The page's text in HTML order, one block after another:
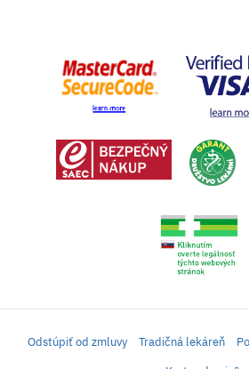
Odstúpiť od zmluvy Tradičná lekáreň